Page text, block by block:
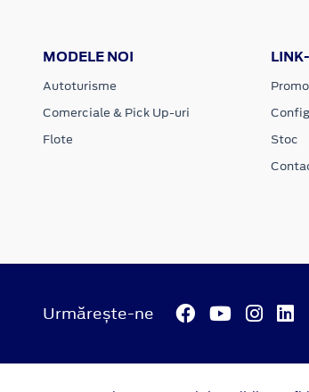
MODELE NOI
Autoturisme
Comerciale & Pick Up-uri
Flote
Stoc
Urmărește-ne